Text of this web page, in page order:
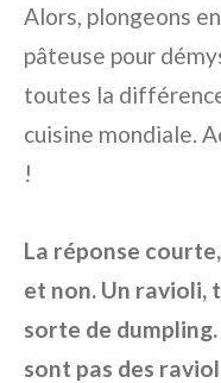
Alors, plongeons
pâteuse pour
toutes la
cuisine mondiale.
!
La réponse
et non. Un ravioli,
sorte de
sont pas des